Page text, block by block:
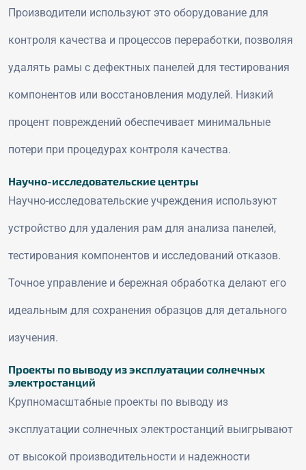
Производители используют это оборудование для
контроля качества и процессов переработки, позволяя
удалять рамы с дефектных панелей для тестирования
компонентов или восстановления модулей. Низкий
процент повреждений обеспечивает минимальные
потери при процедурах контроля качества.
Научно-исследовательские центры
Научно-исследовательские учреждения используют
устройство для удаления рам для анализа панелей,
тестирования компонентов и исследований отказов.
Точное управление и бережная обработка делают его
идеальным для сохранения образцов для детального
изучения.
Проекты по выводу из эксплуатации солнечных
электростанций
Крупномасштабные проекты по выводу из
эксплуатации солнечных электростанций выигрывают
от высокой производительности и надежности